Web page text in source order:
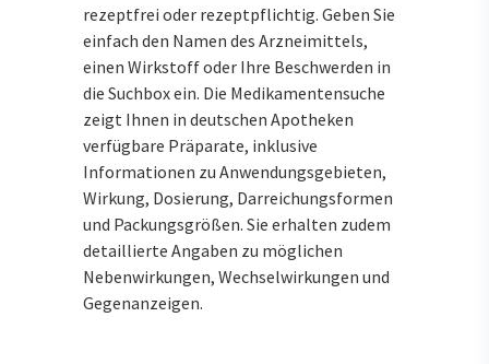
rezeptfrei oder rezeptpflichtig. Geben Sie
einfach den Namen des Arzneimittels,
einen Wirkstoff oder Ihre Beschwerden in
die Suchbox ein. Die Medikamentensuche
zeigt Ihnen in deutschen Apotheken
verfügbare Präparate, inklusive
Informationen zu Anwendungsgebieten,
Wirkung, Dosierung, Darreichungsformen
und Packungsgrößen. Sie erhalten zudem
detaillierte Angaben zu möglichen
Nebenwirkungen, Wechselwirkungen und
Gegenanzeigen.